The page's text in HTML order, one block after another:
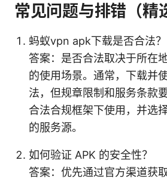
常见问题与排错（精
蚂蚁vpn apk下载是否合法？
答案：是否合法取决于所在
的使用场景。通常，下载并
法，但规章限制和服务条款
合法合规框架下使用，并选
的服务源。
如何验证 APK 的安全性？
答案：优先通过官方渠道获